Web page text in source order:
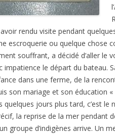
rendu visite pendant
escroquerie ou quelque chose
souffrant, a décidé d’aller le
impatience le départ du bateau.
dans une ferme, de la
son mariage et son éducation
jours plus tard, c’est le
la reprise de la mer pendant
groupe d’indigènes arrive. Un